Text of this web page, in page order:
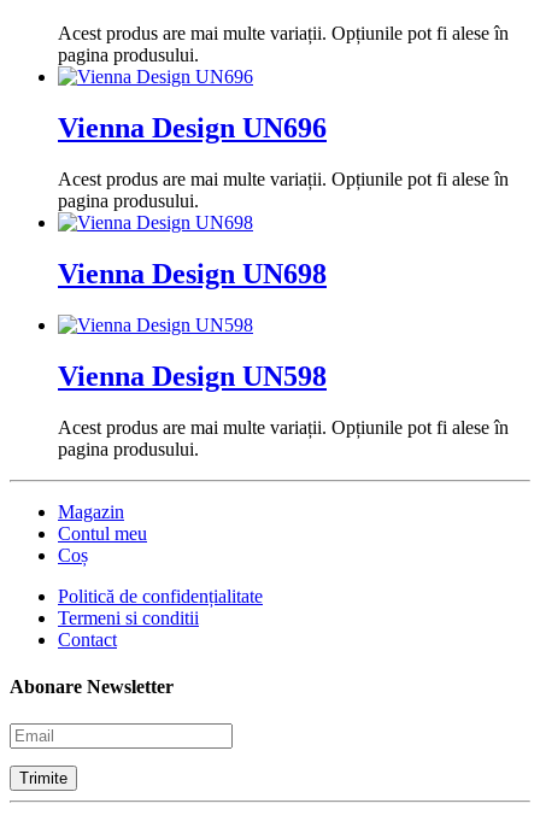
Acest produs are mai multe variații. Opțiunile pot fi alese în
pagina produsului.
Vienna Design UN696
Acest produs are mai multe variații. Opțiunile pot fi alese în
pagina produsului.
Vienna Design UN698
Vienna Design UN598
Acest produs are mai multe variații. Opțiunile pot fi alese în
pagina produsului.
Magazin
Contul meu
Coș
Politică de confidențialitate
Termeni si conditii
Contact
Abonare Newsletter